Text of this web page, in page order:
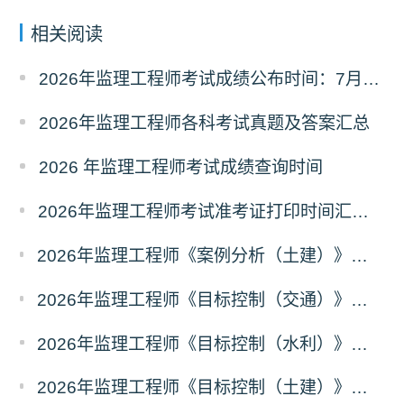
相关阅读
2026年监理工程师考试成绩公布时间：7月21日
2026年监理工程师各科考试真题及答案汇总
2026 年监理工程师考试成绩查询时间
2026年监理工程师考试准考证打印时间汇总（全国各省）
2026年监理工程师《案例分析（土建）》真题及答案解析（考后更新）
2026年监理工程师《目标控制（交通）》真题及答案解析（考后更新）
2026年监理工程师《目标控制（水利）》真题及答案解析考后更新
2026年监理工程师《目标控制（土建）》真题及答案解析（考后更新）